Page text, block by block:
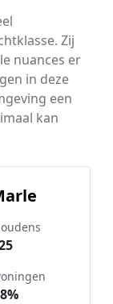
Zij
nuances er
in deze
een
kan